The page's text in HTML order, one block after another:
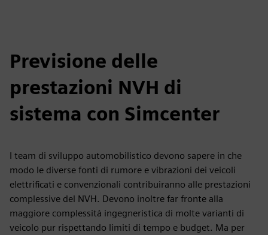
Previsione delle
prestazioni NVH di
sistema con Simcenter
I team di sviluppo automobilistico devono sapere in che
modo le diverse fonti di rumore e vibrazioni dei veicoli
elettrificati e convenzionali contribuiranno alle prestazioni
complessive del NVH. Devono inoltre far fronte alla
maggiore complessità ingegneristica di molte varianti di
veicolo pur rispettando limiti di tempo e budget. Ma per